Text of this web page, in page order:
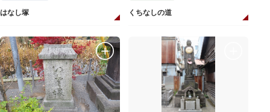
はなし塚 くちなしの道